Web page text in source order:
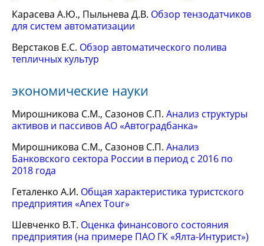
Карасева А.Ю., Пыльнева Д.В. Обзор тензодатчиков
для систем автоматизации
Верстаков Е.С. Обзор автоматического полива
тепличных культур
экономические науки
Мирошникова С.М., Сазонов С.П. Анализ структуры
активов и пассивов АО «Автоградбанка»
Мирошникова С.М., Сазонов С.П. Анализ
Банковского сектора России в период с 2016 по
2018 года
Геталенко А.И. Общая характеристика туристского
предприятия «Anex Tour»
Шевченко В.Т. Оценка финансового состояния
предприятия (на примере ПАО ГК «Ялта-Интурист»)